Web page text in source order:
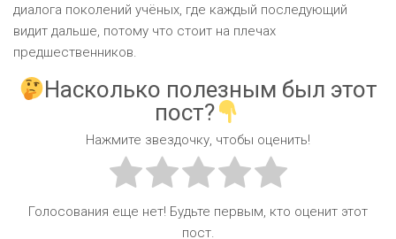
диалога поколений учёных, где каждый последующий
видит дальше, потому что стоит на плечах
предшественников.
Насколько полезным был этот
пост?
Нажмите звездочку, чтобы оценить!
Голосования еще нет! Будьте первым, кто оценит этот
пост.